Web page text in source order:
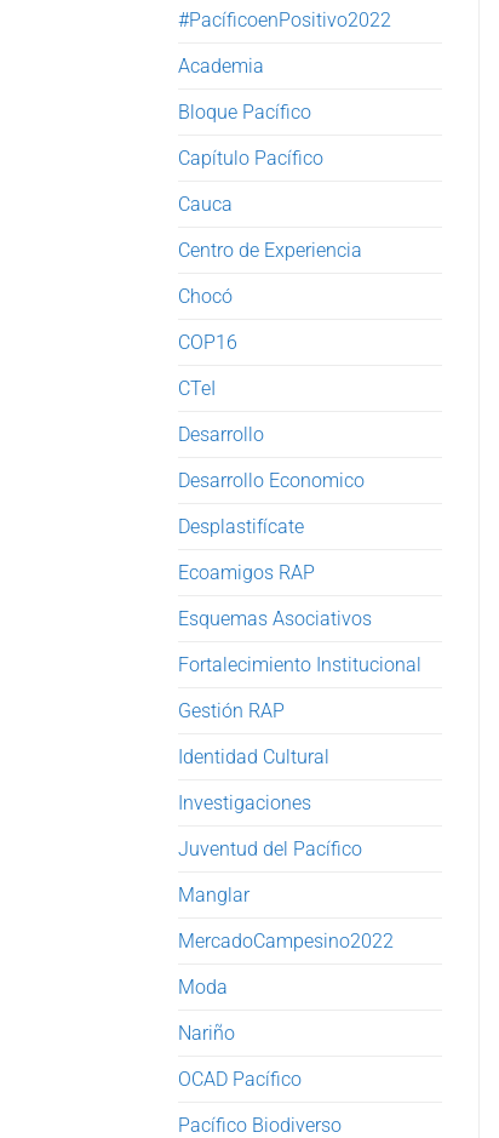
#PacíficoenPositivo2022
Academia
Bloque Pacífico
Capítulo Pacífico
Cauca
Centro de Experiencia
Chocó
COP16
CTeI
Desarrollo
Desarrollo Economico
Desplastifícate
Ecoamigos RAP
Esquemas Asociativos
Fortalecimiento Institucional
Gestión RAP
Identidad Cultural
Investigaciones
Juventud del Pacífico
Manglar
MercadoCampesino2022
Moda
Nariño
OCAD Pacífico
Pacífico Biodiverso